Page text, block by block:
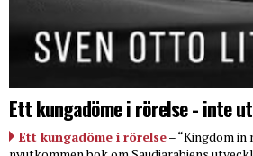
Ett kungadöme i rörelse - inte
Ett kungadöme i rörelse– “Kingdom